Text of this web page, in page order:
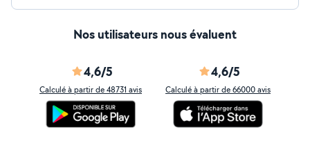
Nos utilisateurs nous évaluent
4,6/5
Calculé à partir de 48731 avis
4,6/5
Calculé à partir de 66000 avis